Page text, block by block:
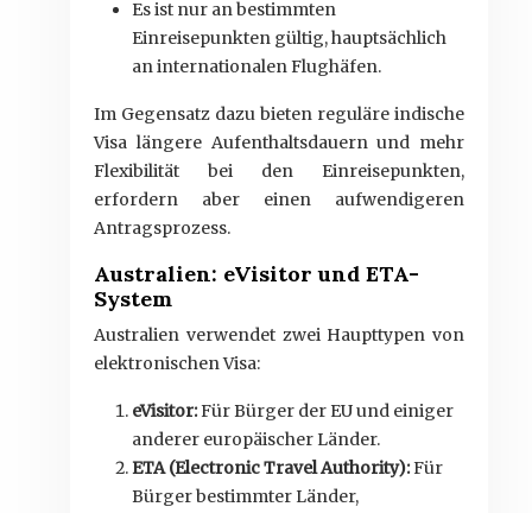
Es ist nur an bestimmten
Einreisepunkten gültig, hauptsächlich
an internationalen Flughäfen.
Im Gegensatz dazu bieten reguläre indische
Visa längere Aufenthaltsdauern und mehr
Flexibilität bei den Einreisepunkten,
erfordern aber einen aufwendigeren
Antragsprozess.
Australien: eVisitor und ETA-
System
Australien verwendet zwei Haupttypen von
elektronischen Visa:
eVisitor:Für Bürger der EU und einiger
anderer europäischer Länder.
ETA (Electronic Travel Authority):Für
Bürger bestimmter Länder,